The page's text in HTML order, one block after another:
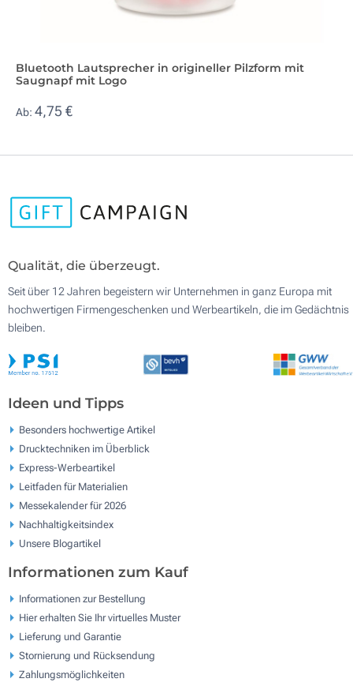
Bluetooth Lautsprecher in origineller Pilzform mit
Saugnapf mit Logo
Ab: 4,75 €
Qualität, die überzeugt.
Seit über 12 Jahren begeistern wir Unternehmen in ganz Europa mit
hochwertigen Firmengeschenken und Werbeartikeln, die im Gedächtnis
bleiben.
Ideen und Tipps
Besonders hochwertige Artikel
Drucktechniken im Überblick
Express-Werbeartikel
Leitfaden für Materialien
Messekalender für 2026
Nachhaltigkeitsindex
Unsere Blogartikel
Informationen zum Kauf
Informationen zur Bestellung
Hier erhalten Sie Ihr virtuelles Muster
Lieferung und Garantie
Stornierung und Rücksendung
Zahlungsmöglichkeiten